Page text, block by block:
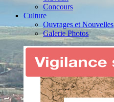
Concours
Culture
Ouvrages et Nouvelles
Galerie Photos